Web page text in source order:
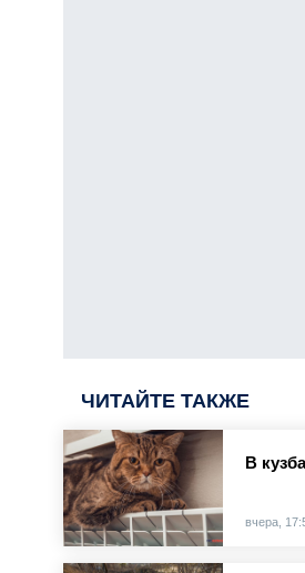
ЧИТАЙТЕ ТАКЖЕ
В
вчера,